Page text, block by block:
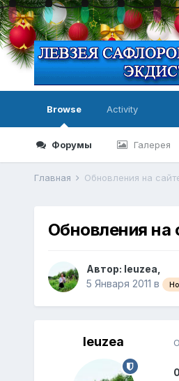
Browse
Форумы Галерея
Activity
Главная Обновления на
Обновления на
Автор: leuzea
5 Января 2011 в
leuzea